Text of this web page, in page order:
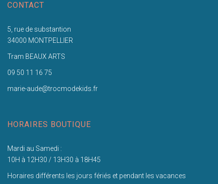
CONTACT
5, rue de substantion
34000 MONTPELLIER
Tram BEAUX ARTS
09 50 11 16 75
marie-aude@trocmodekids.fr
HORAIRES BOUTIQUE
Mardi au Samedi :
10H à 12H30 / 13H30 à 18H45
Horaires différents les jours fériés et pendant les vacances